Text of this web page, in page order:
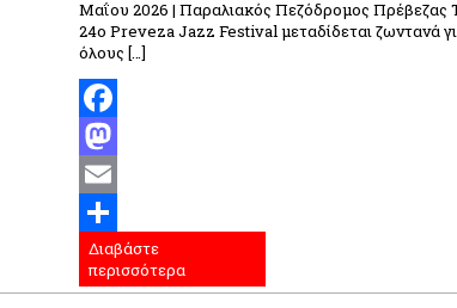
Μαΐου 2026 | Παραλιακός Πεζόδρομος Πρέβεζας
24ο Preveza Jazz Festival μεταδίδεται ζωντανά
όλους […]
Facebook
Mastodon
Email
Μοιραστείτε
Διαβάστε
περισσότερα